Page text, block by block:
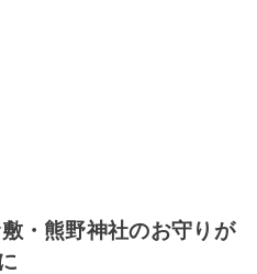
・熊野神社のお守りが